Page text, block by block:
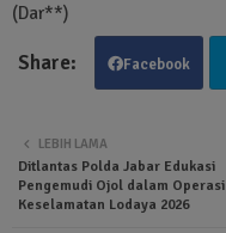
(Dar**)
Facebook
LEBIH LAMA
Ditlantas Polda Jabar Edukasi
Pengemudi Ojol dalam Operasi
Keselamatan Lodaya 2026